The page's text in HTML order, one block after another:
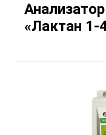
«Лактан 1-